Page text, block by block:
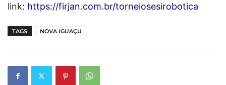
link: https://firjan.com.br/torneiosesirobotica
TAGS NOVA IGUAÇU